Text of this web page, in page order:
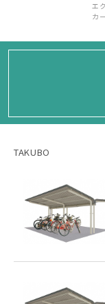
エ
カ
TAKUBO